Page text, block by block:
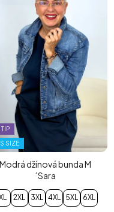
TIP
SIZE
Modrá džínová bunda M
´Sara
2XL 3XL 4XL 5XL 6XL